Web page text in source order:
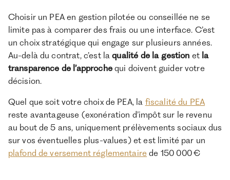
Choisir un PEA en gestion pilotée ou conseillée ne se
limite pas à comparer des frais ou une interface. C’est
un choix stratégique qui engage sur plusieurs années.
Au-delà du contrat, c’est laqualité de la gestion et la
transparence de l’approchequi doivent guider votre
décision.
Quel que soit votre choix de PEA, la fiscalité du PEA
reste avantageuse (exonération d’impôt sur le revenu
au bout de 5 ans, uniquement prélèvements sociaux dus
sur vos éventuelles plus-values) et est limité par un
plafond de versement réglementaire de 150 000 €